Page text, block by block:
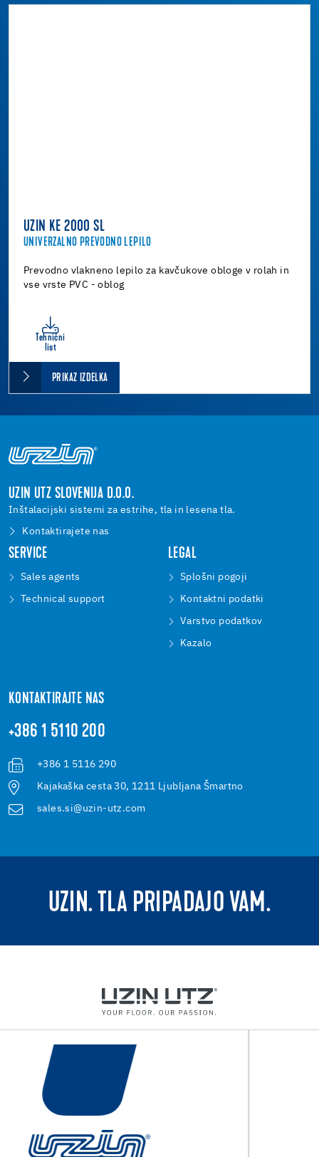
UZIN KE 2000 SL
UNIVERZALNO PREVODNO LEPILO
Prevodno vlakneno lepilo za kavčukove obloge v rolah in
vse vrste PVC - oblog
Tehnični
list
PRIKAZ IZDELKA
UZIN UTZ SLOVENIJA D.O.O.
Inštalacijski sistemi za estrihe, tla in lesena tla.
Kontaktirajete nas
SERVICE
Sales agents
Technical support
LEGAL
Splošni pogoji
Kontaktni podatki
Varstvo podatkov
Kazalo
KONTAKTIRAJTE NAS
+386 1 5110 200
+386 1 5116 290
Kajakaška cesta 30, 1211 Ljubljana Šmartno
sales.si@uzin-utz.com
UZIN. TLA PRIPADAJO VAM.